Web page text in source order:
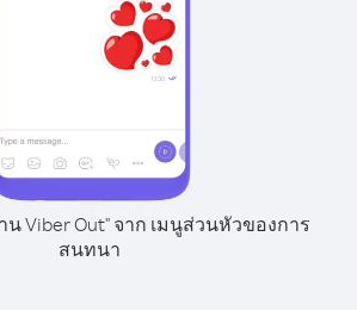
น Viber Out" จาก เมนูส่วนหัวของการ
สนทนา